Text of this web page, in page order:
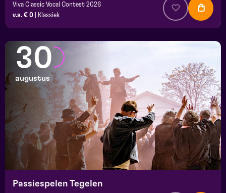
Viva Classic Vocal Contest 2026
v.a. € 0
Klassiek
30
augustus
Passiespelen Tegelen